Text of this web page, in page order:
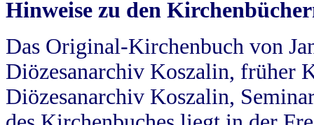
Hinweise zu den
Das Original-Kirchenbuch von
Diözesanarchiv Koszalin, früher
Diözesanarchiv Koszalin,